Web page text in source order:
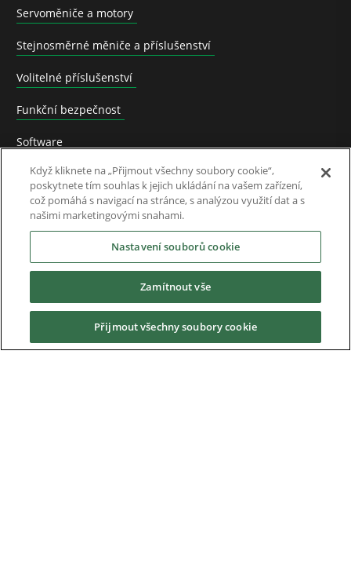
Servoměniče a motory
Stejnosměrné měniče a příslušenství
Volitelné příslušenství
Funkční bezpečnost
Software
Application Solutions
Nahrazené výrobky a přechod na nové
Služby a podpora
Ve zprávách
Když kliknete na „Přijmout všechny soubory cookie“,
poskytnete tím souhlas k jejich ukládání na vašem zařízení,
což pomáhá s navigací na stránce, s analýzou využití dat a s
našimi marketingovými snahami.
Nastavení souborů cookie
Zamítnout vše
Přijmout všechny soubory cookie